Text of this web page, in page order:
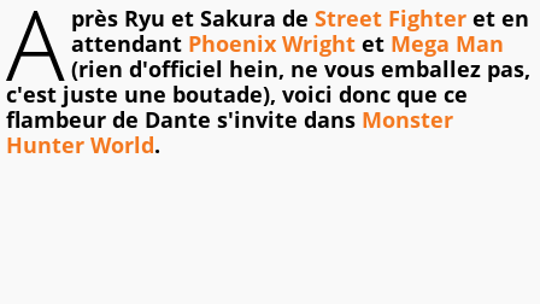
A près Ryu et Sakura de Street Fighter et en
attendant Phoenix Wright et Mega Man
(rien d'officiel hein, ne vous emballez pas,
c'est juste une boutade), voici donc que ce
flambeur de Dante s'invite dans Monster
Hunter World.